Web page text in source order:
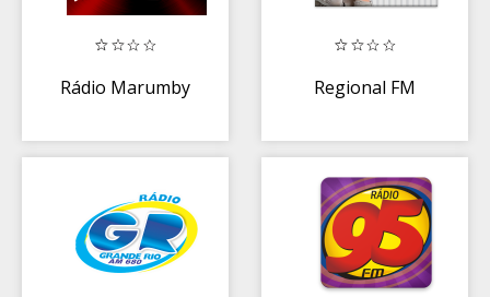
Rádio Marumby Regional FM